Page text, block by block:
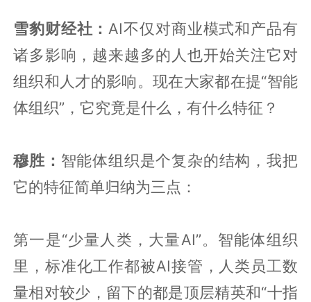
雪豹财经社： AI不仅对商业模式和产品有
诸多影响，越来越多的人也开始关注它对
组织和人才的影响。现在大家都在提“智能
体组织”，它究竟是什么，有什么特征？
穆胜： 智能体组织是个复杂的结构，我把
它的特征简单归纳为三点：
第一是“少量人类，大量AI”。智能体组织
里，标准化工作都被AI接管，人类员工数
量相对较少，留下的都是顶层精英和“十指